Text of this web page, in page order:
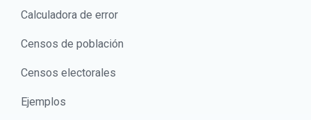
Calculadora de error
Censos de población
Censos electorales
Ejemplos